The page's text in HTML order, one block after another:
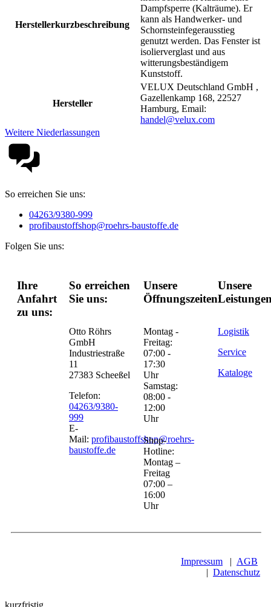
Herstellerkurzbeschreibung
Dampfsperre (Kalträume). Er
kann als Handwerker- und
Schornsteinfegerausstieg
genutzt werden. Das Fenster ist
isolierverglast und aus
witterungsbeständigem
Kunststoff.
Hersteller
VELUX Deutschland GmbH ,
Gazellenkamp 168, 22527
Hamburg, Email:
handel@velux.com
Weitere Niederlassungen
So erreichen Sie uns:
04263/9380-999
profibaustoffshop@roehrs-baustoffe.de
Folgen Sie uns:
Ihre
Anfahrt
zu uns:
So erreichen
Sie uns:
Otto Röhrs
GmbH
Industriestraße
11
27383 Scheeßel
Telefon:
04263/9380-
999
E-
Mail: profibaustoffshop@roehrs-
baustoffe.de
Unsere
Öffnungszeiten:
Montag -
Freitag:
07:00 -
17:30
Uhr
Samstag:
08:00 -
12:00
Uhr
Shop-
Hotline:
Montag –
Freitag
07:00 –
16:00
Uhr
Unsere
Logistik
Service
Kataloge
Impressum| AGB
| Datenschutz